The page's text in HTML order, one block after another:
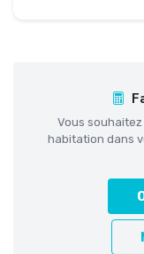
Vous
habitation dans